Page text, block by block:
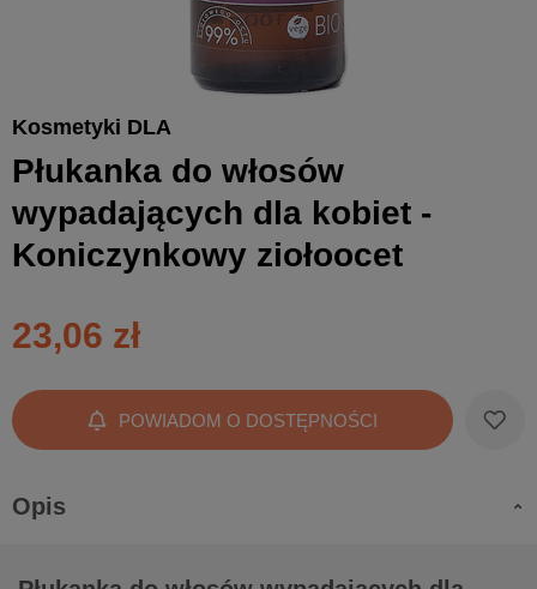
Kosmetyki DLA
Płukanka do włosów
wypadających dla kobiet -
Koniczynkowy ziołoocet
23,06 zł
POWIADOM O DOSTĘPNOŚCI
Opis